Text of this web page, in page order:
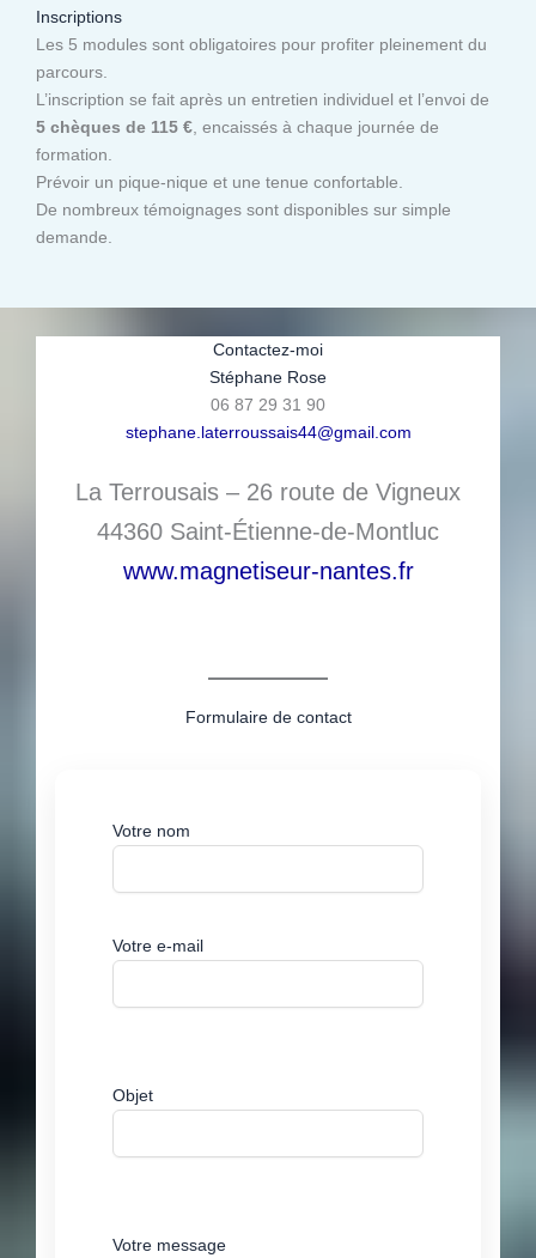
Inscriptions
Les 5 modules sont obligatoires pour profiter pleinement du
parcours.
L’inscription se fait après un entretien individuel et l’envoi de
5 chèques de 115 €, encaissés à chaque journée de
formation.
Prévoir un pique-nique et une tenue confortable.
De nombreux témoignages sont disponibles sur simple
demande.
Contactez-moi
Stéphane Rose
06 87 29 31 90
stephane.laterroussais44@gmail.com
La Terrousais – 26 route de Vigneux
44360 Saint-Étienne-de-Montluc
www.magnetiseur-nantes.fr
Formulaire de contact
Votre nom
Votre e-mail
Objet
Votre message